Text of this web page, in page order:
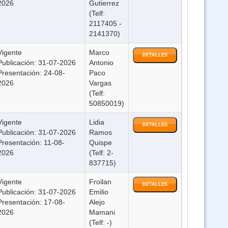
- Ley 3131 - Bioseguridad y Paquetes Computacionales - virtual
Curso Ley 2027 y Ley 348 virtual asincronico
SIVE Sistema Integrado de Vigilancia Epidemiológica(Virtual 24/7)
1178 - Politicas Publicas - Función Publica - Ley 1152 - ley 3131 y SAFCI
(Virtual asincrónico)
Curso Expediente Clinico (Virtual Asincrónico)
Ley N 045 contra el Racismo y toda forma de Discriminación - Virtual
Asincrónico
Curso AYMARA Virtual
Gutierrez
(Telf:
2117405 -
2141370)
31-07-2026
24-08-
Marco
Antonio
Paco
Vargas
(Telf:
50850019)
DETALLES
31-07-2026
11-08-
Lidia
Ramos
Quispe
(Telf: 2-
837715)
DETALLES
31-07-2026
17-08-
Froilan
Emilio
Alejo
Mamani
(Telf: -)
DETALLES